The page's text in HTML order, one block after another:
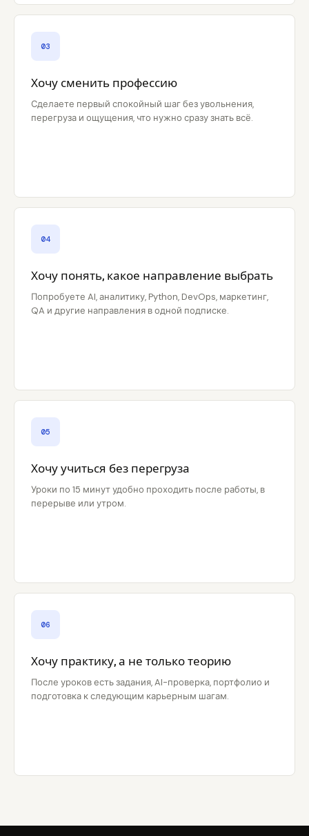
03
Хочу сменить профессию
Сделаете первый спокойный шаг без увольнения,
перегруза и ощущения, что нужно сразу знать всё.
04
Хочу понять, какое направление выбрать
Попробуете AI, аналитику, Python, DevOps, маркетинг,
QA и другие направления в одной подписке.
05
Хочу учиться без перегруза
Уроки по 15 минут удобно проходить после работы, в
перерыве или утром.
06
Хочу практику, а не только теорию
После уроков есть задания, AI-проверка, портфолио и
подготовка к следующим карьерным шагам.